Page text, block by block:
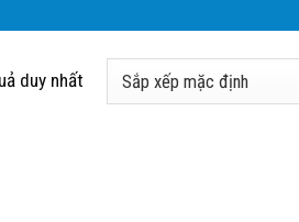
duy nhất